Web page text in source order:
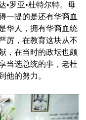
•罗亚•杜特尔特。母
一提的是还有华裔血
华人，拥有华裔血统
厉，在教育这块从不
，在当时的政坛也颇
当选总统的事，老杜
他的努力。